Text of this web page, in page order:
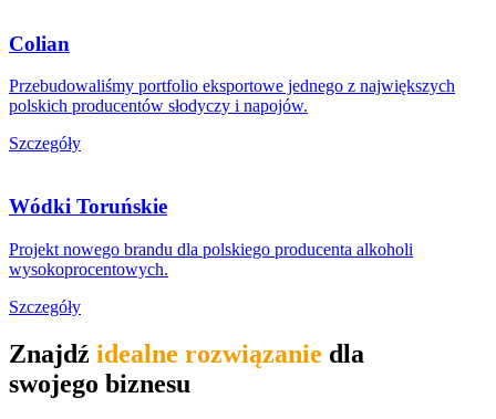
Colian
Przebudowaliśmy portfolio eksportowe jednego z największych
polskich producentów słodyczy i napojów.
Szczegóły
Wódki Toruńskie
Projekt nowego brandu dla polskiego producenta alkoholi
wysokoprocentowych.
Szczegóły
Znajdź idealne rozwiązanie dla
swojego biznesu